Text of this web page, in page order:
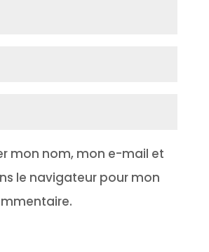
mon nom, mon e-mail et
le navigateur pour mon